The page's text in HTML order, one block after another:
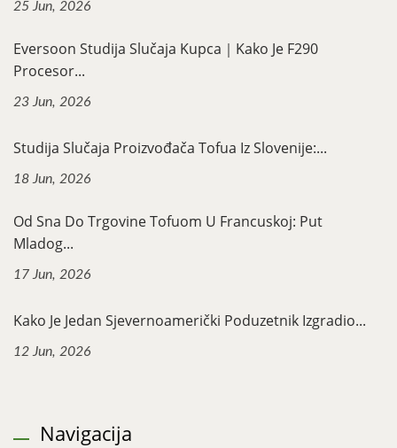
25 Jun, 2026
Eversoon Studija Slučaja Kupca｜Kako Je F290
Procesor...
23 Jun, 2026
Studija Slučaja Proizvođača Tofua Iz Slovenije:...
18 Jun, 2026
Od Sna Do Trgovine Tofuom U Francuskoj: Put
Mladog...
17 Jun, 2026
Kako Je Jedan Sjevernoamerički Poduzetnik Izgradio...
12 Jun, 2026
Navigacija